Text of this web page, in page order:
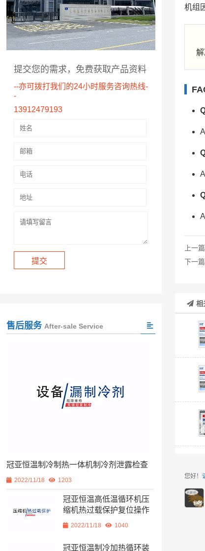
机组
解
上一
下一
相
您好！
提交您的需求，免费获取产品资料
--亦可拨打我们的24小时服务咨询热线-
-
13912479193
售后服务 After-sale Service
冠亚恒温制冷制热一体机制冷剂泄露检查
2022/11/18 1203
冠亚恒温高低温循环机压
缩机热过载保护复位操作
2022/11/18 1040
冠亚恒温制冷加热循环装